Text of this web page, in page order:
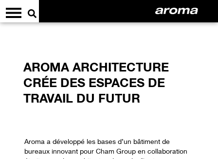
AROMA ARCHITECTURE
CRÉE DES ESPACES DE
TRAVAIL DU FUTUR
Aroma a développé les bases d’un bâtiment de
bureaux innovant pour Cham Group en collaboration